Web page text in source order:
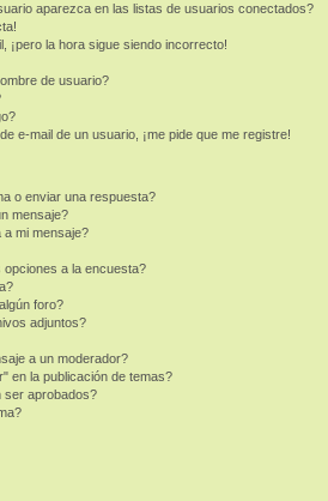
aparezca en las listas de usuarios conectados?
¡pero la hora sigue siendo incorrecto!
de usuario?
e-mail de un usuario, ¡me pide que me registre!
o enviar una respuesta?
mensaje?
a mi mensaje?
opciones a la encuesta?
foro?
adjuntos?
a un moderador?
en la publicación de temas?
ser aprobados?